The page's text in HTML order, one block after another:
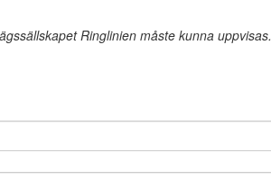
Ringlinien måste kunna uppvisas.